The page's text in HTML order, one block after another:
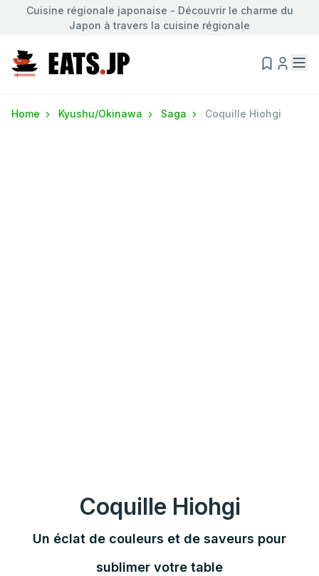
Cuisine régionale japonaise - Découvrir le charme du
Japon à travers la cuisine régionale
Home Kyushu/Okinawa Saga Coquille Hiohgi
Coquille Hiohgi
Un éclat de couleurs et de saveurs pour
sublimer votre table